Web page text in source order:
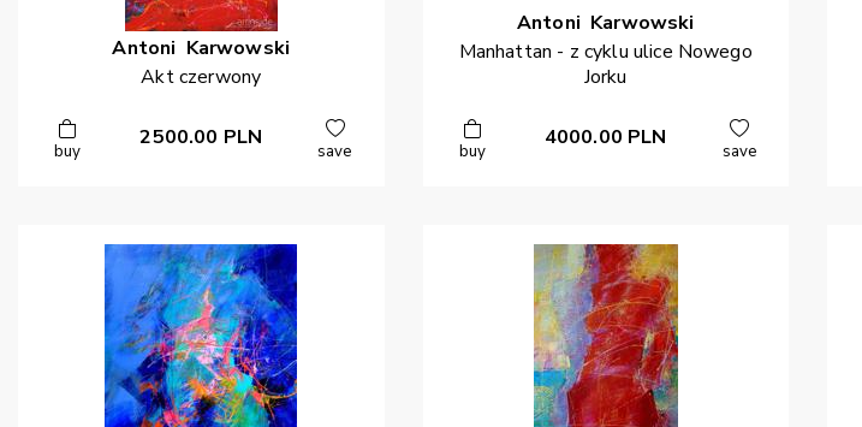
Antoni Karwowski
Akt czerwony
buy
2500.00 PLN
save
Antoni Karwowski
Manhattan - z cyklu ulice Nowego
Jorku
buy
4000.00 PLN
save